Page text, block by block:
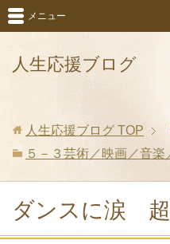
人生応援ブログ
メニュー
人生応援ブログ TOP
５－３芸術／映画／音
ダンスに涙 超